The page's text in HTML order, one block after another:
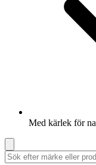
Med kärlek för